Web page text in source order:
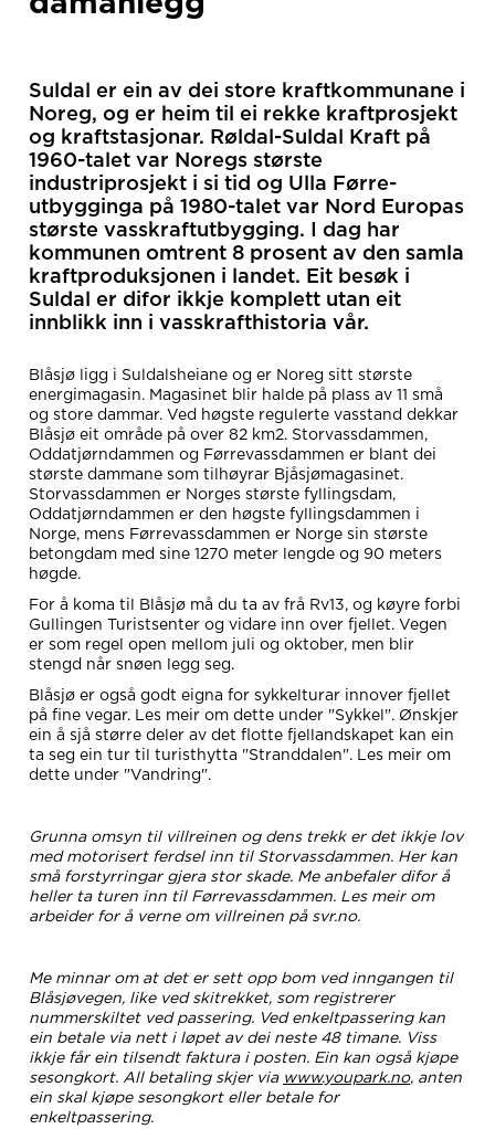
Suldal er ein av dei store kraftkommunane i
Noreg, og er heim til ei rekke kraftprosjekt
og kraftstasjonar. Røldal-Suldal Kraft på
1960-talet var Noregs største
industriprosjekt i si tid og Ulla Førre-
utbygginga på 1980-talet var Nord Europas
største vasskraftutbygging. I dag har
kommunen omtrent 8 prosent av den samla
kraftproduksjonen i landet. Eit besøk i
Suldal er difor ikkje komplett utan eit
innblikk inn i vasskrafthistoria vår.
Blåsjø ligg i Suldalsheiane og er Noreg sitt største
energimagasin. Magasinet blir halde på plass av 11 små
og store dammar. Ved høgste regulerte vasstand dekkar
Blåsjø eit område på over 82 km2. Storvassdammen,
Oddatjørndammen og Førrevassdammen er blant dei
største dammane som tilhøyrar Bjåsjømagasinet.
Storvassdammen er Norges største fyllingsdam,
Oddatjørndammen er den høgste fyllingsdammen i
Norge, mens Førrevassdammen er Norge sin største
betongdam med sine 1270 meter lengde og 90 meters
høgde.
For å koma til Blåsjø må du ta av frå Rv13, og køyre forbi
Gullingen Turistsenter og vidare inn over fjellet. Vegen
er som regel open mellom juli og oktober, men blir
stengd når snøen legg seg.
Blåsjø er også godt eigna for sykkelturar innover fjellet
på fine vegar. Les meir om dette under "Sykkel". Ønskjer
ein å sjå større deler av det flotte fjellandskapet kan ein
ta seg ein tur til turisthytta "Stranddalen". Les meir om
dette under "Vandring".
Grunna omsyn til villreinen og dens trekk er det ikkje lov
med motorisert ferdsel inn til Storvassdammen. Her kan
små forstyrringar gjera stor skade. Me anbefaler difor å
heller ta turen inn til Førrevassdammen. Les meir om
arbeider for å verne om villreinen på svr.no.
Me minnar om at det er sett opp bom ved inngangen til
Blåsjøvegen, like ved skitrekket, som registrerer
nummerskiltet ved passering. Ved enkeltpassering kan
ein betale via nett i løpet av dei neste 48 timane. Viss
ikkje får ein tilsendt faktura i posten. Ein kan også kjøpe
sesongkort. All betaling skjer via www.youpark.no, anten
ein skal kjøpe sesongkort eller betale for
enkeltpassering.